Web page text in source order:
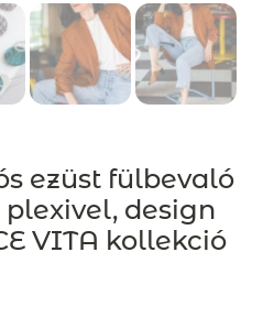
ezüst fülbevaló
design
VITA kollekció